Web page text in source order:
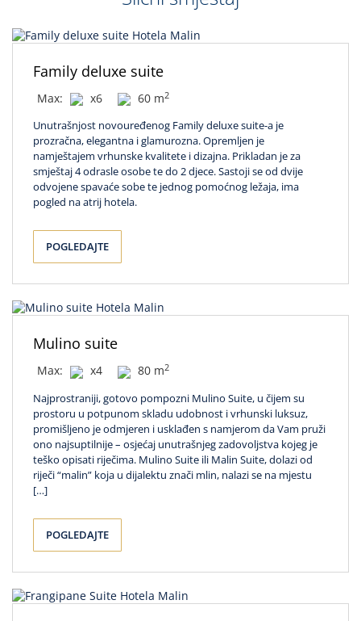
Family deluxe suite
Max: x6 60 m2
Unutrašnjost novouređenog Family deluxe suite-a je
prozračna, elegantna i glamurozna. Opremljen je
namještajem vrhunske kvalitete i dizajna. Prikladan je za
smještaj 4 odrasle osobe te do 2 djece. Sastoji se od dvije
odvojene spavaće sobe te jednog pomoćnog ležaja, ima
pogled na atrij hotela.
POGLEDAJTE
Mulino suite
Max: x4 80 m2
Najprostraniji, gotovo pompozni Mulino Suite, u čijem su
prostoru u potpunom skladu udobnost i vrhunski luksuz,
promišljeno je odmjeren i usklađen s namjerom da Vam pruži
ono najsuptilnije – osjećaj unutrašnjeg zadovoljstva kojeg je
teško opisati riječima. Mulino Suite ili Malin Suite, dolazi od
riječi “malin” koja u dijalektu znači mlin, nalazi se na mjestu
[…]
POGLEDAJTE